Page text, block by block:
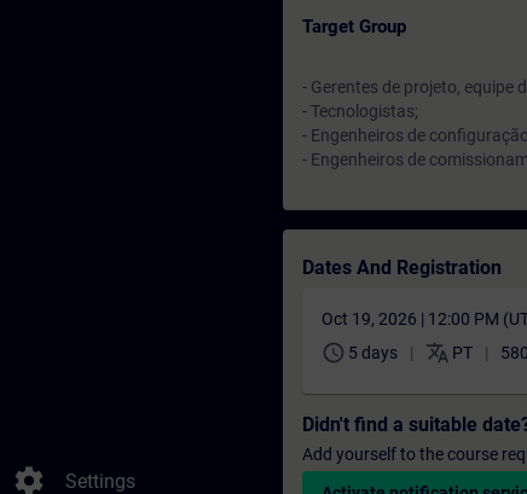
settings Settings
Target Group
- Gerentes de projeto, equipe
- Tecnologistas;
- Engenheiros de
- Engenheiros de
Dates And Registration
Oct 19, 2026 | 12:00 PM
schedule 5 days translate PT
Didn't find a suitable
Add yourself to the course